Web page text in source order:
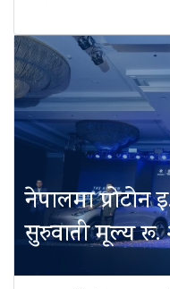
नेपालमा प्रोटोन
सुरुवाती मूल्य रू.